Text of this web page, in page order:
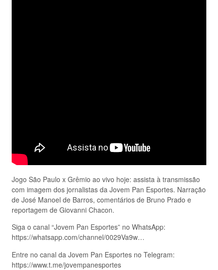
Jogo São Paulo x Grêmio ao vivo hoje: assista à transmissão
com imagem dos jornalistas da Jovem Pan Esportes. Narração
de José Manoel de Barros, comentários de Bruno Prado e
reportagem de Giovanni Chacon.
Siga o canal “Jovem Pan Esportes” no WhatsApp:
https://whatsapp.com/channel/0029Va9w…
Entre no canal da Jovem Pan Esportes no Telegram:
https://www.t.me/jovempanesportes